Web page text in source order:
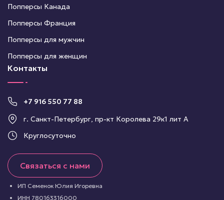
Попперсы Канада
Попперсы Франция
Попперсы для мужчин
Попперсы для женщин
Контакты
+7 916 550 77 88
г. Санкт-Петербург, пр-кт Королева 29к1 лит А
Круглосуточно
Связаться с нами
ИП Семенок Юлия Игоревна
ИНН 780163316000